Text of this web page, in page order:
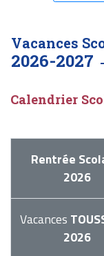
Vacances
2026-2027
Calendrier
Rentrée
2026
Vacances
2026